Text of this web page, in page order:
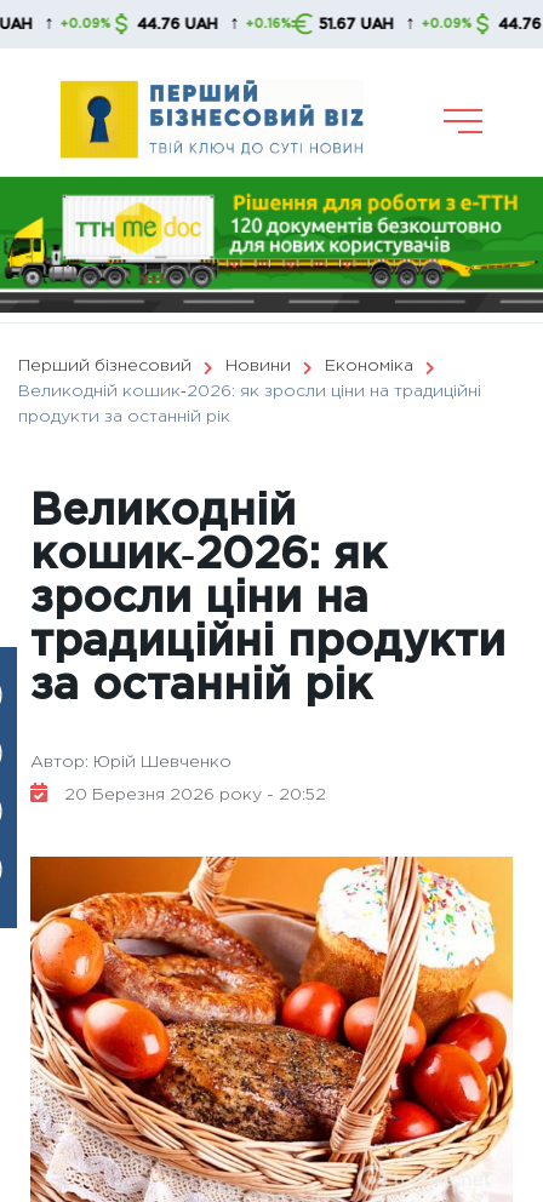
Skip
+0.09% 44.76 UAH ↑ +0.16% 51.67 UAH ↑ +0.09% 44.76 UAH
Перший бізнесовий Новини
Економіка
Великодній кошик‑2026: як зросли ціни на традиційні
продукти за останній рік
Великодній
кошик‑2026: як
зросли ціни на
традиційні продукти
за останній рік
Автор: Юрій Шевченко
20 Березня 2026 року - 20:52